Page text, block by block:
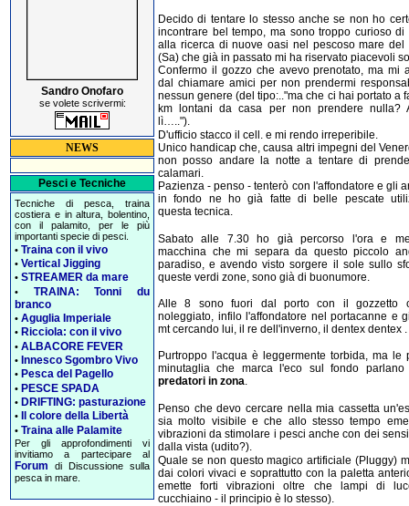
Sandro Onofaro
se volete scrivermi:
NEWS
Pesci e Tecniche
Tecniche di pesca, traina
costiera e in altura, bolentino,
con il palamito, per le più
importanti specie di pesci.
• Traina con il vivo
• Vertical Jigging
• STREAMER da mare
• TRAINA: Tonni du
branco
• Aguglia Imperiale
• Ricciola: con il vivo
• ALBACORE FEVER
• Innesco Sgombro Vivo
• Pesca del Pagello
• PESCE SPADA
• DRIFTING: pasturazione
• Il colore della Libertà
• Traina alle Palamite
Per gli approfondimenti vi
invitiamo a partecipare al
Forum di Discussione sulla
pesca in mare.
Decido di tentare lo stesso anche se non ho
incontrare bel tempo, ma sono troppo curioso di
alla ricerca di nuove oasi nel pescoso mare del
(Sa) che già in passato mi ha riservato piacevoli
Confermo il gozzo che avevo prenotato, ma mi
dal chiamare amici per non prendermi
nessun genere (del tipo:.."ma che ci hai portato a
km lontani da casa per non prendere nulla?
lì…..").
D'ufficio stacco il cell. e mi rendo irreperibile.
Unico handicap che, causa altri impegni del
non posso andare la notte a tentare di
calamari.
Pazienza - penso - tenterò con l'affondatore e gli
in fondo ne ho già fatte di belle pescate
questa tecnica.
Sabato alle 7.30 ho già percorso l'ora e
macchina che mi separa da questo piccolo
paradiso, e avendo visto sorgere il sole sullo
queste verdi zone, sono già di buonumore.
Alle 8 sono fuori dal porto con il gozzetto
noleggiato, infilo l'affondatore nel portacanne e
mt cercando lui, il re dell'inverno, il dentex dentex .
Purtroppo l'acqua è leggermente torbida, ma le
minutaglia che marca l'eco sul fondo parlano
predatori in zona.
Penso che devo cercare nella mia cassetta
sia molto visibile e che allo stesso tempo
vibrazioni da stimolare i pesci anche con dei
dalla vista (udito?).
Quale se non questo magico artificiale (Pluggy)
dai colori vivaci e soprattutto con la paletta
emette forti vibrazioni oltre che lampi di
cucchiaino - il principio è lo stesso).